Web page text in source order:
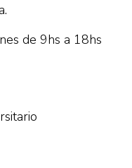
de 9hs a 18hs